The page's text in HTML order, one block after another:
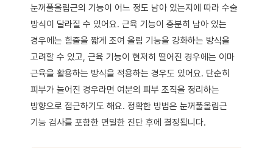
눈꺼풀올림근의 기능이 어느 정도 남아 있는지에 따라 수술
방식이 달라질 수 있어요. 근육 기능이 충분히 남아 있는
경우에는 힘줄을 짧게 조여 올림 기능을 강화하는 방식을
고려할 수 있고, 근육 기능이 현저히 떨어진 경우에는 이마
근육을 활용하는 방식을 적용하는 경우도 있어요. 단순히
피부가 늘어진 경우라면 여분의 피부 조직을 정리하는
방향으로 접근하기도 해요. 정확한 방법은 눈꺼풀올림근
기능 검사를 포함한 면밀한 진단 후에 결정됩니다.